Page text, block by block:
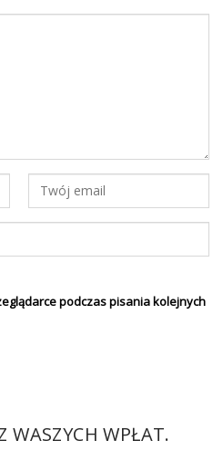
podczas pisania kolejnych
WASZYCH WPŁAT.